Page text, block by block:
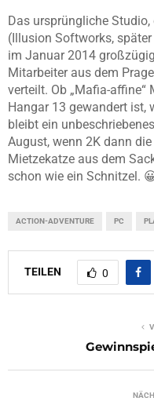
Das ursprüngliche
(Illusion Softworks,
im Januar 2014
Mitarbeiter aus dem
verteilt. Ob „Mafia-affine“
Hangar 13 gewandert ist,
bleibt ein
August, wenn 2K dann
Mietzekatze aus dem
schon wie ein Schnitzel.
ACTION-ADVENTURE PC
TEILEN 0